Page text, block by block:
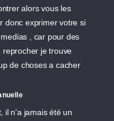
alors vous les
donc exprimer votre si
, car pour des
reprocher je trouve
de choses a cacher
il n'a jamais été un